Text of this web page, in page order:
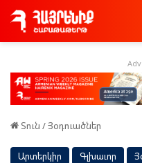
Տուն /Յօդուածներ
Արտերկիր Գլխաւոր